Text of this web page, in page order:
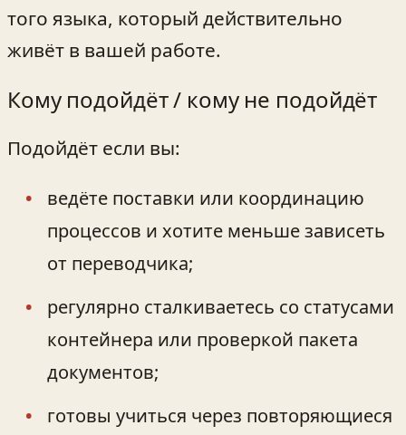
того языка, который действительно
живёт в вашей работе.
Кому подойдёт / кому не подойдёт
Подойдёт если вы:
ведёте поставки или координацию
процессов и хотите меньше зависеть
от переводчика;
регулярно сталкиваетесь со статусами
контейнера или проверкой пакета
документов;
готовы учиться через повторяющиеся